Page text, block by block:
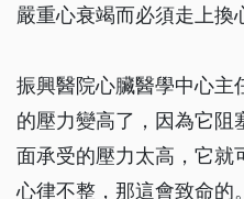
嚴重心衰竭而必須走上換
振興醫院心臟醫學中心主
的壓力變高了，因為它阻
面承受的壓力太高，它就
心律不整，那這會致命的